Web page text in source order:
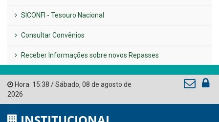
LINKS ÚTEIS
AMUPE
Governo de Pernambuco
Tribunal de Contas do Estado de Pernambuco
Ministério Público do Estado de Pernambuco
Controladoria-Geral da União